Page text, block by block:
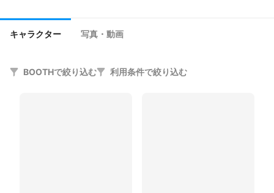
キャラクター 写真・動画
BOOTHで絞り込む 利用条件で絞り込む